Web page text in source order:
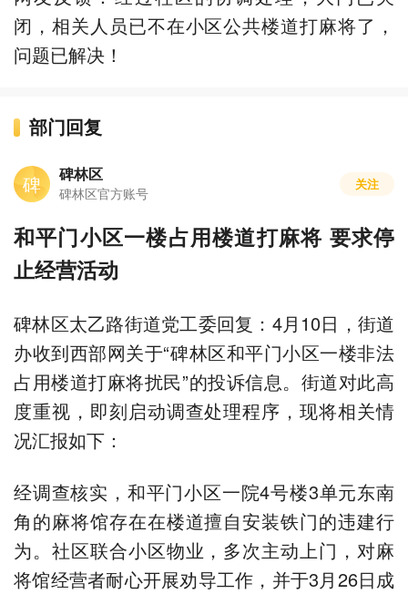
闭，相关人员已不在小区公共楼道打麻将了，
问题已解决！
部门回复
碑 碑林区
碑林区官方账号
关注
和平门小区一楼占用楼道打麻将 要求停
止经营活动
碑林区太乙路街道党工委回复：4月10日，街道
办收到西部网关于“碑林区和平门小区一楼非法
占用楼道打麻将扰民”的投诉信息。街道对此高
度重视，即刻启动调查处理程序，现将相关情
况汇报如下：
经调查核实，和平门小区一院4号楼3单元东南
角的麻将馆存在在楼道擅自安装铁门的违建行
为。社区联合小区物业，多次主动上门，对麻
将馆经营者耐心开展劝导工作，并于3月26日成